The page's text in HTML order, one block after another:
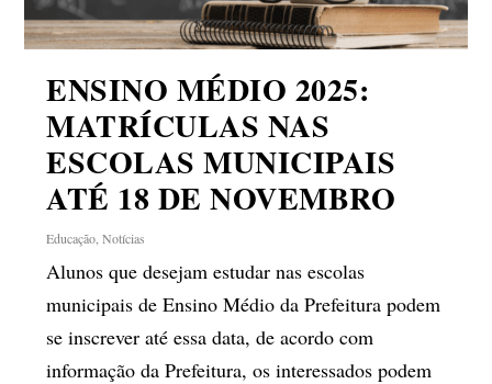
ENSINO MÉDIO 2025:
MATRÍCULAS NAS
ESCOLAS MUNICIPAIS
ATÉ 18 DE NOVEMBRO
Educação ,Notícias
Alunos que desejam estudar nas escolas
municipais de Ensino Médio da Prefeitura podem
se inscrever até essa data, de acordo com
informação da Prefeitura, os interessados podem